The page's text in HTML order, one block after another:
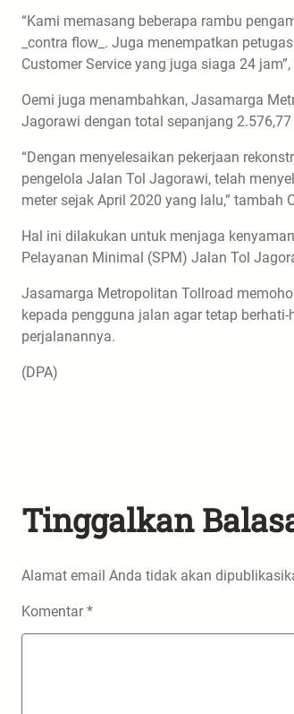
“Kami memasang beberapa rambu
_contra flow_. Juga menempatkan
Customer Service yang juga siaga 24
Oemi juga menambahkan, Jasamarga
Jagorawi dengan total sepanjang 2.576,77
“Dengan menyelesaikan pekerjaan
pengelola Jalan Tol Jagorawi, telah
meter sejak April 2020 yang lalu,” tambah
Hal ini dilakukan untuk menjaga
Pelayanan Minimal (SPM) Jalan Tol
Jasamarga Metropolitan Tollroad
kepada pengguna jalan agar tetap
perjalanannya.
(DPA)
Tinggalkan
Alamat email Anda tidak akan
Komentar*